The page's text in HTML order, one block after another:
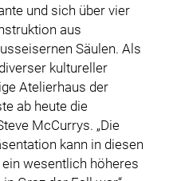
und sich über vier
aus
Säulen. Als
kultureller
Atelierhaus der
ab heute die
McCurrys. „Die
kann in diesen
wesentlich höheres